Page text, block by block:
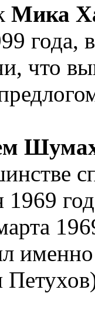
Мика
года,
что
1969